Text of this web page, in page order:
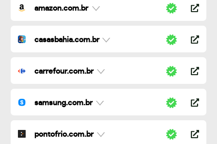
amazon.com.br
casasbahia.com.br
carrefour.com.br
samsung.com.br
pontofrio.com.br